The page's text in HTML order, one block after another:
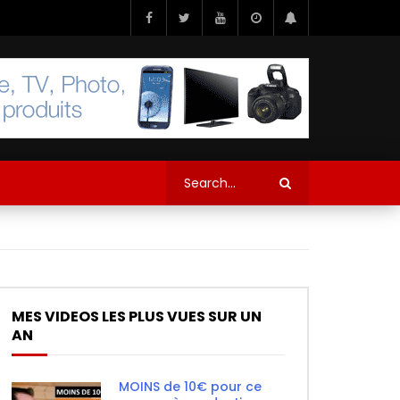
MES VIDEOS LES PLUS VUES SUR UN
AN
MOINS de 10€ pour ce